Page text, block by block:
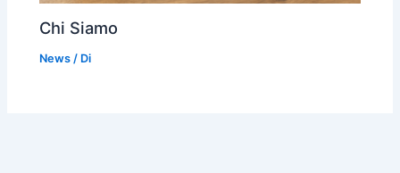
Chi Siamo
News / Di